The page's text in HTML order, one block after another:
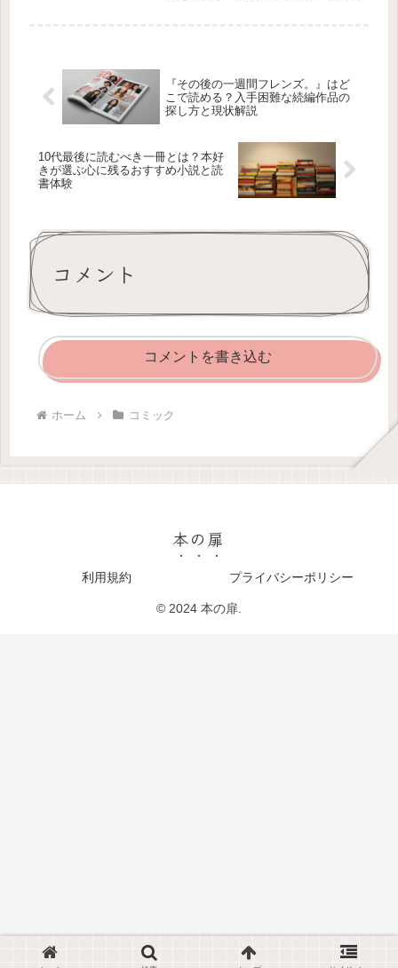
『その後の一週間フレンズ。』はど
こで読める？入手困難な続編作品の
探し方と現状解説
10代最後に読むべき一冊とは？本好
きが選ぶ心に残るおすすめ小説と読
書体験
コメント
コメントを書き込む
ホーム コミック
本の扉
利用規約 プライバシーポリシー
© 2024 本の扉.